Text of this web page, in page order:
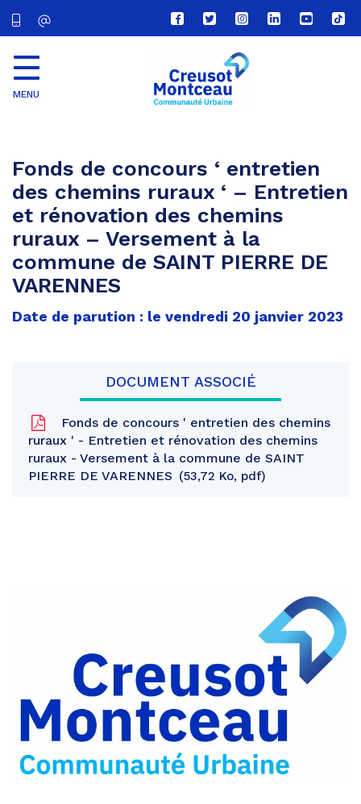
Lien
vers
compte
Facebook
Lien
vers
compte
Twitter
Lien
vers
le
compte
Lien
vers
Lien
vers
Lien
vers
MENU
Fonds de concours ‘ entretien
des chemins ruraux ‘ – Entretien
et rénovation des chemins
ruraux – Versement à la
commune de SAINT PIERRE DE
VARENNES
Date de parution : le vendredi 20 janvier 2023
DOCUMENT ASSOCIÉ
Fonds de concours ' entretien des chemins
ruraux ' - Entretien et rénovation des chemins
ruraux - Versement à la commune de SAINT
PIERRE DE VARENNES
53,72 Ko, pdf
Facebook
Partager
Twitter
Partager
par
e-
mail